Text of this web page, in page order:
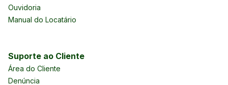
Ouvidoria
Manual do Locatário
Suporte ao Cliente
Área do Cliente
Denúncia